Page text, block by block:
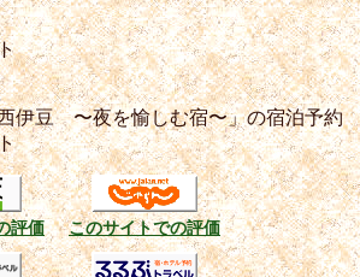
伊豆 〜夜を愉しむ宿〜」の宿泊予約
評価 このサイトでの評価